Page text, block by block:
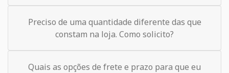
Preciso de uma quantidade diferente das que
constam na loja. Como solicito?
Quais as opções de frete e prazo para que eu